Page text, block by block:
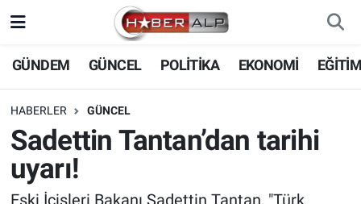
GÜNDEM GÜNCEL POLİTİKA EKONOMİ
HABERLER GÜNCEL
Sadettin Tantan’dan tarihi
uyarı!
Eski İçişleri Bakanı Sadettin Tantan, "Türk
Nöbetçi Eczaneler
Hava Durumu
Trafik Durumu